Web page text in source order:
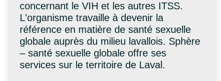
concernant le VIH et les autres ITSS.
L'organisme travaille à devenir la
référence en matière de santé sexuelle
globale auprès du milieu lavallois. Sphère
– santé sexuelle globale offre ses
services sur le territoire de Laval.